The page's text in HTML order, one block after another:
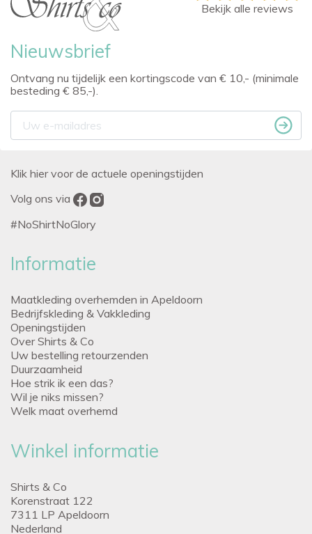
Nieuwsbrief
Ontvang nu tijdelijk een kortingscode van € 10,- (minimale
besteding € 85,-).
Bekijk alle reviews
Klik hier voor de actuele openingstijden
Volg ons via
#NoShirtNoGlory
Informatie
Maatkleding overhemden in Apeldoorn
Bedrijfskleding & Vakkleding
Openingstijden
Over Shirts & Co
Uw bestelling retourzenden
Duurzaamheid
Hoe strik ik een das?
Wil je niks missen?
Welk maat overhemd
Winkel informatie
Shirts & Co
Korenstraat 122
7311 LP Apeldoorn
Nederland